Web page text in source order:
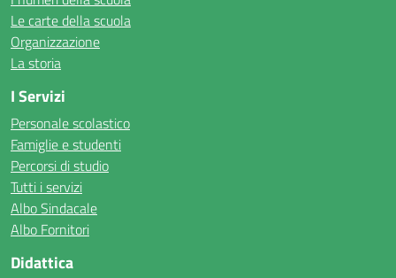
Le carte della scuola
Organizzazione
La storia
I Servizi
Personale scolastico
Famiglie e studenti
Percorsi di studio
Tutti i servizi
Albo Sindacale
Albo Fornitori
Didattica